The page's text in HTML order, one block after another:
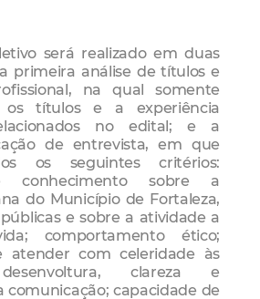
será realizado em duas
primeira análise de títulos e
na qual somente
os títulos e a experiência
no edital; e a
de entrevista, em que
os seguintes critérios:
conhecimento sobre a
do Município de Fortaleza,
e sobre a atividade a
comportamento ético;
atender com celeridade às
clareza e
comunicação; capacidade de